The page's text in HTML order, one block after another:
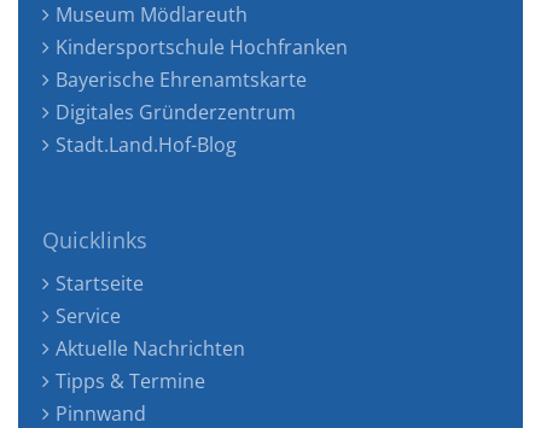
Museum Mödlareuth
Kindersportschule Hochfranken
Bayerische Ehrenamtskarte
Digitales Gründerzentrum
Stadt.Land.Hof-Blog
Quicklinks
Startseite
Service
Aktuelle Nachrichten
Tipps & Termine
Pinnwand